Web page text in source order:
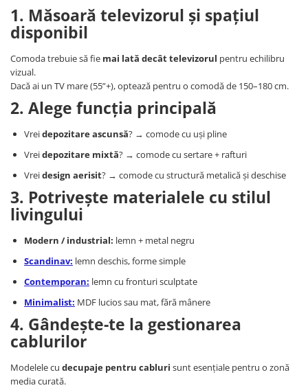
1. Măsoară televizorul și spațiul
disponibil
Comoda trebuie să fie mai lată decât televizorul pentru echilibru
vizual.
Dacă ai un TV mare (55”+), optează pentru o comodă de 150–180 cm.
2. Alege funcția principală
Vreidepozitare ascunsă? → comode cu uși pline
Vreidepozitare mixtă? → comode cu sertare + rafturi
Vreidesign aerisit? → comode cu structură metalică și deschise
3. Potrivește materialele cu stilul
livingului
Modern / industrial: lemn + metal negru
Scandinav: lemn deschis, forme simple
Contemporan: lemn cu fronturi sculptate
Minimalist: MDF lucios sau mat, fără mânere
4. Gândește-te la gestionarea
cablurilor
Modelele cu decupaje pentru cabluri sunt esențiale pentru o zonă
media curată.